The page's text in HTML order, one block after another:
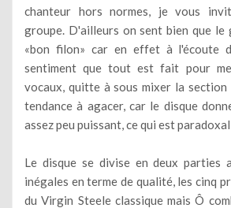
chanteur hors normes, je vous
groupe. D'ailleurs on sent bien que
«bon filon» car en effet à l'écoute
sentiment que tout est fait pour
vocaux, quitte à sous mixer la section
tendance à agacer, car le disque
assez peu puissant, ce qui est
Le disque se divise en deux parties
inégales en terme de qualité, les cinq
du Virgin Steele classique mais Ô